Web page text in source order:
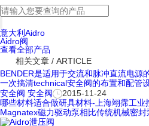
意大利Aidro
Aidro阀
查看全部产品
相关文章 / ARTICLE
BENDER是适用于交流和脉冲直流电源
一次搞清technical安全阀的布置和配管
安全阀 安全阀
2015-11-24
哪些材料适合做研具材料-上海翊霈工业
Magnatex磁力驱动泵相比传统机械密封